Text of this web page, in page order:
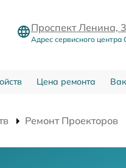
Проспект Ленина,
Адрес сервисного центра
Цена ремонта
Ремонт Проекторов